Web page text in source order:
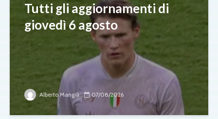
Tutti gli aggiornamenti di
giovedì 6 agosto
Alberto Mangili 07/08/2026